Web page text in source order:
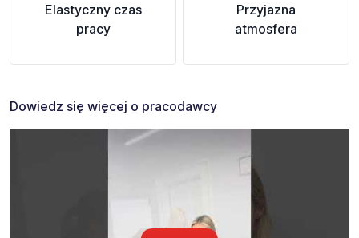
Elastyczny czas
pracy
Przyjazna
atmosfera
Dowiedz się więcej o pracodawcy